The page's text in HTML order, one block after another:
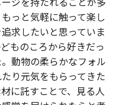
っと気軽に触って楽し
求したいと思っていま
ものころから好きだっ
動物の柔らかなフォル
り元気をもらってきた
に託すことで、見る人